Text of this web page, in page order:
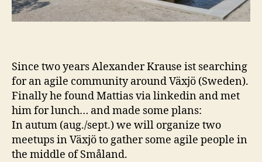
Since two years Alexander Krause ist searching
for an agile community around Växjö (Sweden).
Finally he found Mattias via linkedin and met
him for lunch… and made some plans:
In autum (aug./sept.) we will organize two
meetups in Växjö to gather some agile people in
the middle of Småland.